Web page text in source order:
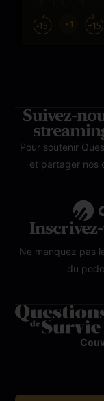
Suivez-
Pour soutenir
et partager nos
Ne manquez pas
du